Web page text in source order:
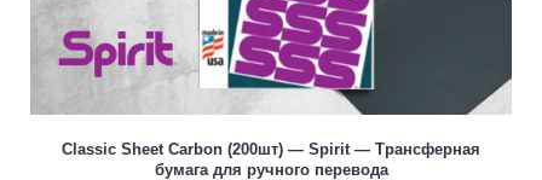
Classic Sheet Carbon (200шт) — Spirit — Трансферная
бумага для ручного перевода